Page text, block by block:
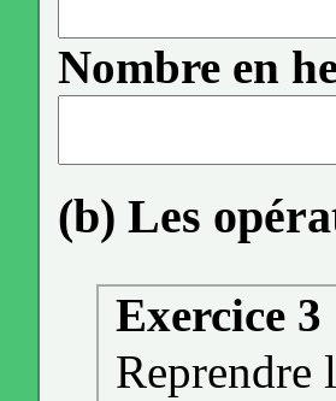
Nombre en
(b) Les
Exercice 3
Reprendre